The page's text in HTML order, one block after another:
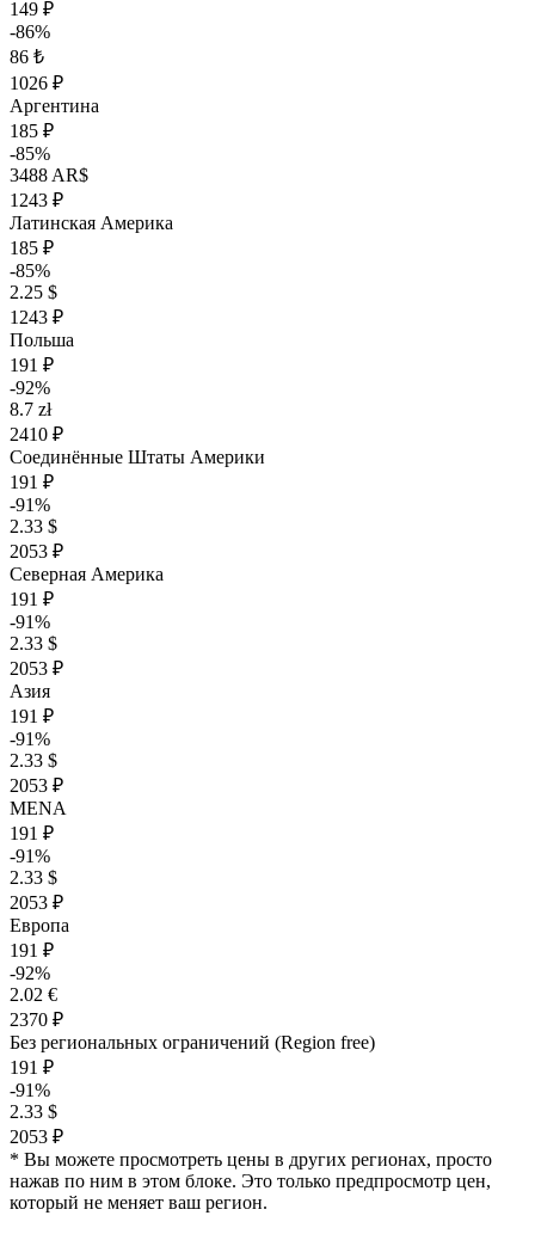
149 ₽
-86%
86 ₺
1026 ₽
Аргентина
185 ₽
-85%
3488 AR$
1243 ₽
Латинская Америка
185 ₽
-85%
2.25 $
1243 ₽
Польша
191 ₽
-92%
8.7 zł
2410 ₽
Соединённые Штаты Америки
191 ₽
-91%
2.33 $
2053 ₽
Северная Америка
191 ₽
-91%
2.33 $
2053 ₽
Азия
191 ₽
-91%
2.33 $
2053 ₽
MENA
191 ₽
-91%
2.33 $
2053 ₽
Европа
191 ₽
-92%
2.02 €
2370 ₽
Без региональных ограничений (Region free)
191 ₽
-91%
2.33 $
2053 ₽
* Вы можете просмотреть цены в других регионах, просто
нажав по ним в этом блоке. Это только предпросмотр цен,
который не меняет ваш регион.